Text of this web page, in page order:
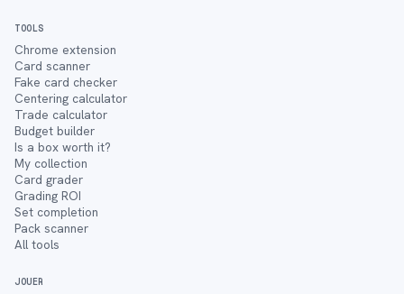
TOOLS
Chrome extension
Card scanner
Fake card checker
Centering calculator
Trade calculator
Budget builder
Is a box worth it?
My collection
Card grader
Grading ROI
Set completion
Pack scanner
All tools
JOUER